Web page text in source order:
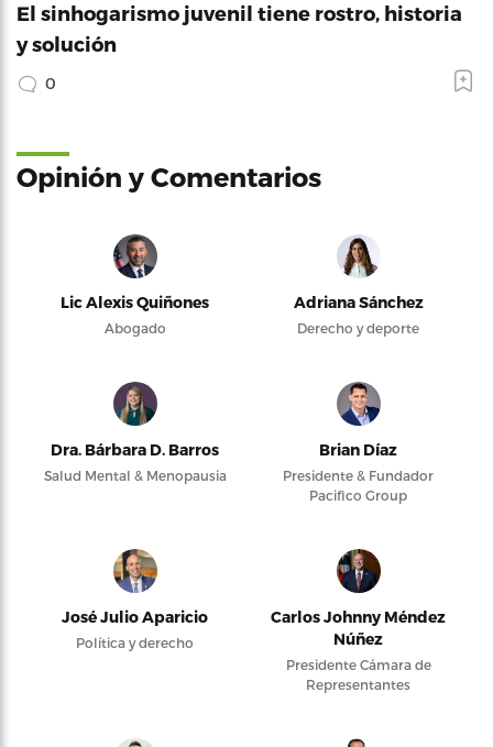
El sinhogarismo juvenil tiene rostro, historia
y solución
0
Opinión y Comentarios
Lic Alexis Quiñones
Abogado
Adriana Sánchez
Derecho y deporte
Dra. Bárbara D. Barros
Salud Mental & Menopausia
Brian Díaz
Presidente & Fundador
Pacifico Group
José Julio Aparicio
Política y derecho
Carlos Johnny Méndez
Núñez
Presidente Cámara de
Representantes